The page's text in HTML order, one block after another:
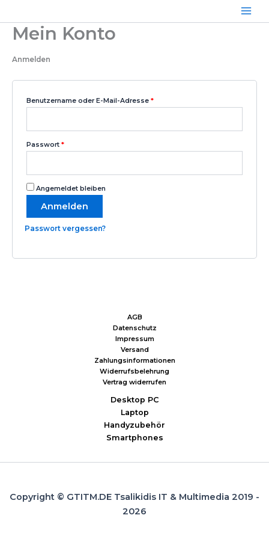
springenMein Konto
Anmelden
Benutzername oder E-Mail-Adresse *Erforderlich
Passwort *Erforderlich
Angemeldet bleiben
Anmelden
Passwort vergessen?
AGB
Datenschutz
Impressum
Versand
Zahlungsinformationen
Widerrufsbelehrung
Vertrag widerrufen
Desktop PC
Laptop
Handyzubehör
Smartphones
Copyright © GTITM.DE Tsalikidis IT & Multimedia 2019 -
2026